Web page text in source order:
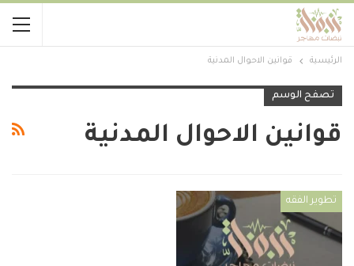
الرئيسية قوانين الاحوال المدنية
تصفح الوسم
قوانين الاحوال المدنية
تطوير الفقه